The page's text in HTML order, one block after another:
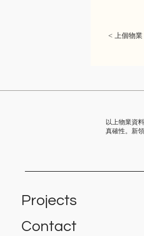
< 上個物業
以上物業資
真確性。新
Projects
Contact